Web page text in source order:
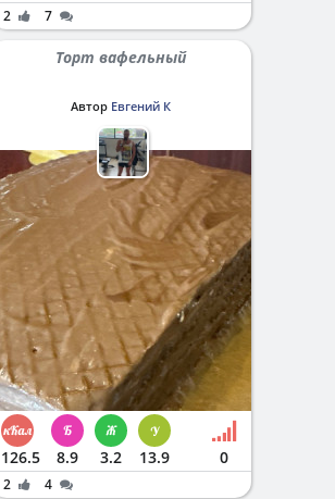
2 7
Торт вафельный
Автор Евгений К
126.5 8.9 3.2 13.9 0
2
4